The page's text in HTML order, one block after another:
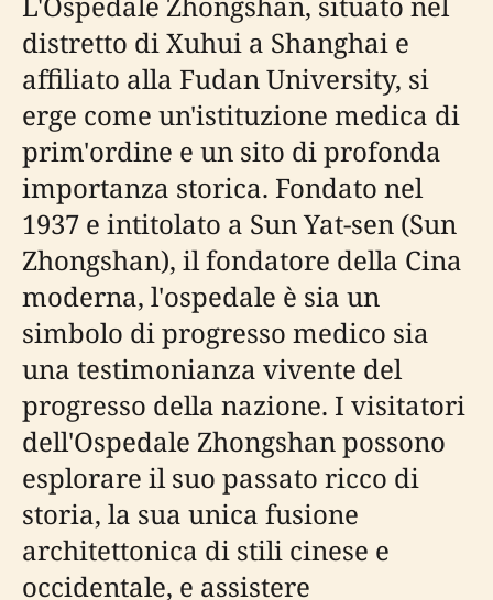
distretto di Xuhui a Shanghai e
affiliato alla Fudan University, si
erge come un'istituzione medica di
prim'ordine e un sito di profonda
importanza storica. Fondato nel
1937 e intitolato a Sun Yat-sen (Sun
Zhongshan), il fondatore della Cina
moderna, l'ospedale è sia un
simbolo di progresso medico sia
una testimonianza vivente del
progresso della nazione. I visitatori
dell'Ospedale Zhongshan possono
esplorare il suo passato ricco di
storia, la sua unica fusione
architettonica di stili cinese e
occidentale, e assistere